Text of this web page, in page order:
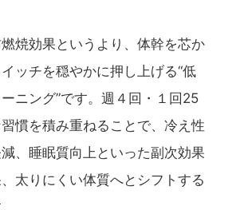
焼効果というより、体幹を芯か
ッチを穏やかに押し上げる“低
ニング”です。週４回・１回25
慣を積み重ねることで、冷え性
、睡眠質向上といった副次効果
太りにくい体質へとシフトする